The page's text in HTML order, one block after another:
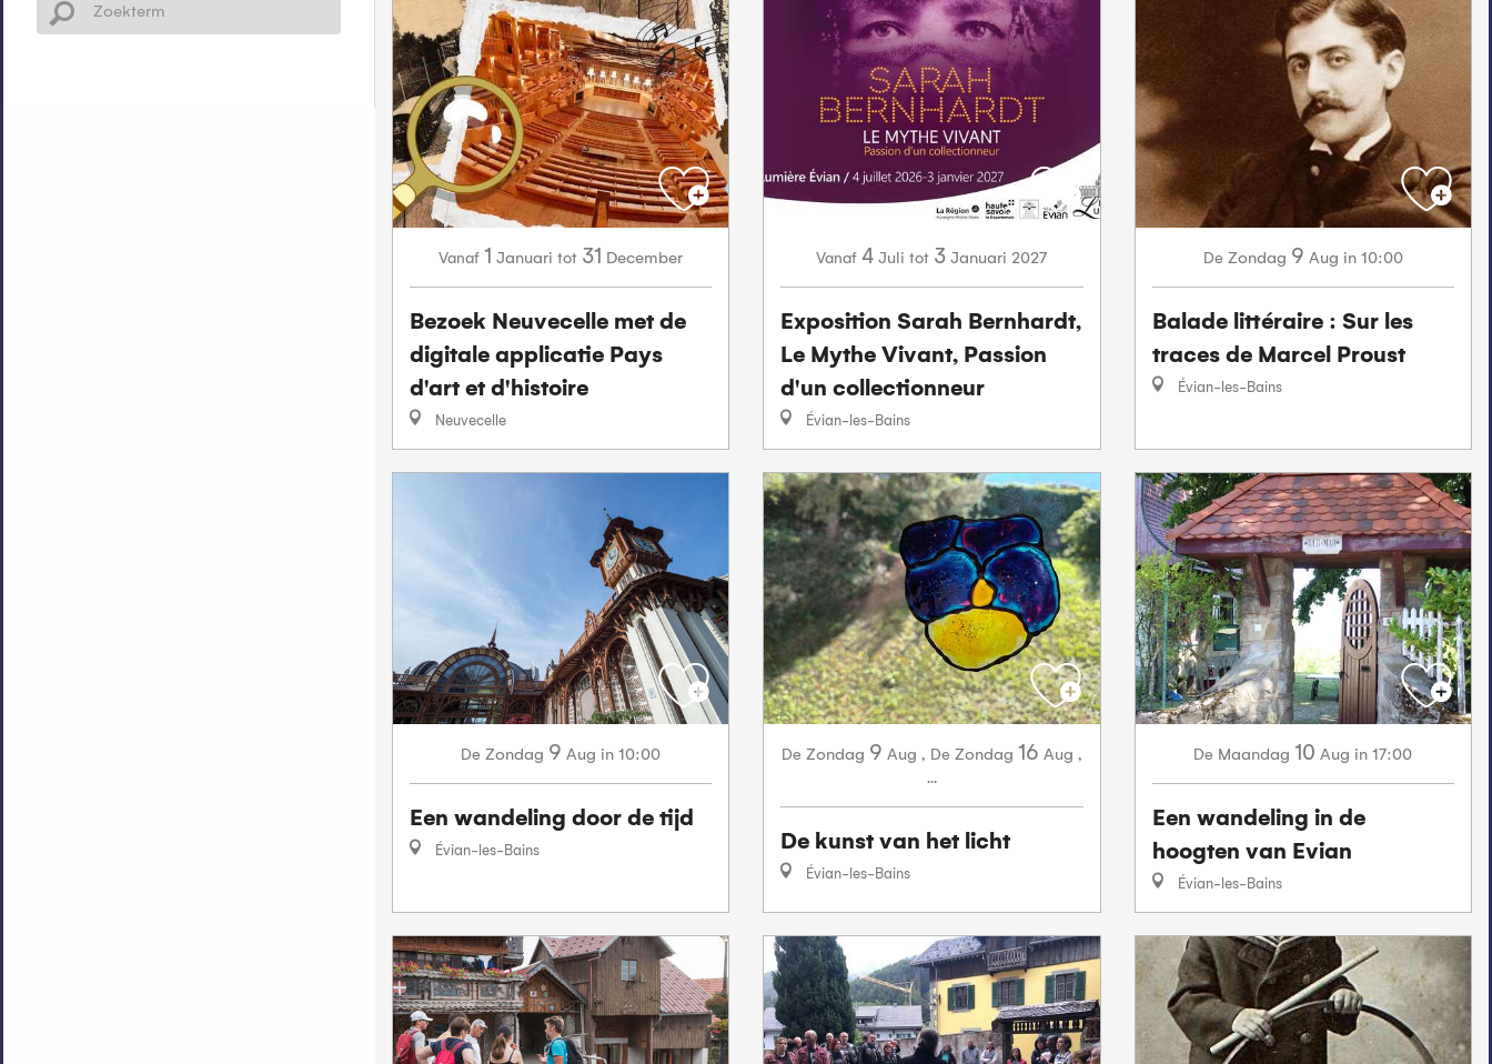
Vanaf 1 Januari tot 31 December
Bezoek Neuvecelle met de
digitale applicatie Pays
d'art et d'histoire
Neuvecelle
Vanaf 4 Juli tot 3 Januari 2027
Exposition Sarah Bernhardt,
Le Mythe Vivant, Passion
d'un collectionneur
Évian-les-Bains
De Zondag 9 Aug in 10:00
Balade littéraire : Sur les
traces de Marcel Proust
Évian-les-Bains
De Zondag 9 Aug in 10:00
Een wandeling door de tijd
Évian-les-Bains
De Zondag 9 Aug , De Zondag 16 Aug ,
...
De kunst van het licht
Évian-les-Bains
De Maandag 10 Aug in 17:00
Een wandeling in de
hoogten van Evian
Évian-les-Bains